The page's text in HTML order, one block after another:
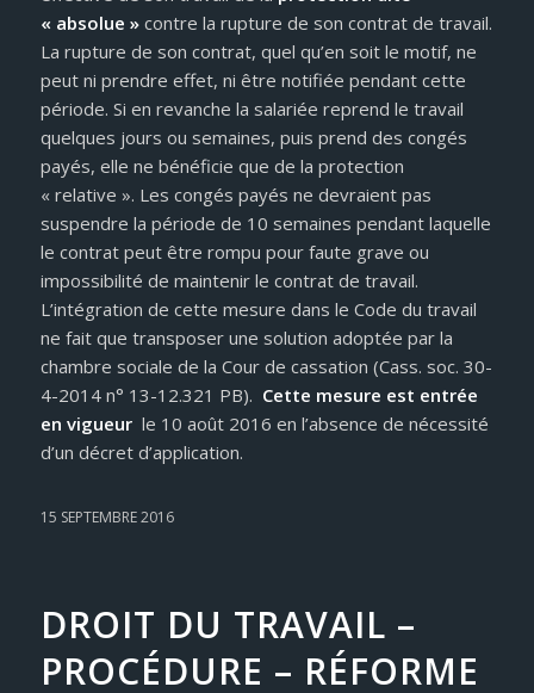
« absolue »contre la rupture de son contrat de travail.
La rupture de son contrat, quel qu’en soit le motif, ne
peut ni prendre effet, ni être notifiée pendant cette
période. Si en revanche la salariée reprend le travail
quelques jours ou semaines, puis prend des congés
payés, elle ne bénéficie que de la protection
« relative ». Les congés payés ne devraient pas
suspendre la période de 10 semaines pendant laquelle
le contrat peut être rompu pour faute grave ou
impossibilité de maintenir le contrat de travail.
L’intégration de cette mesure dans le Code du travail
ne fait que transposer une solution adoptée par la
chambre sociale de la Cour de cassation (Cass. soc. 30-
4-2014 n° 13-12.321 PB). Cette mesure est entrée
en vigueurle 10 août 2016 en l’absence de nécessité
d’un décret d’application.
15 SEPTEMBRE 2016
DROIT DU TRAVAIL –
PROCÉDURE – RÉFORME